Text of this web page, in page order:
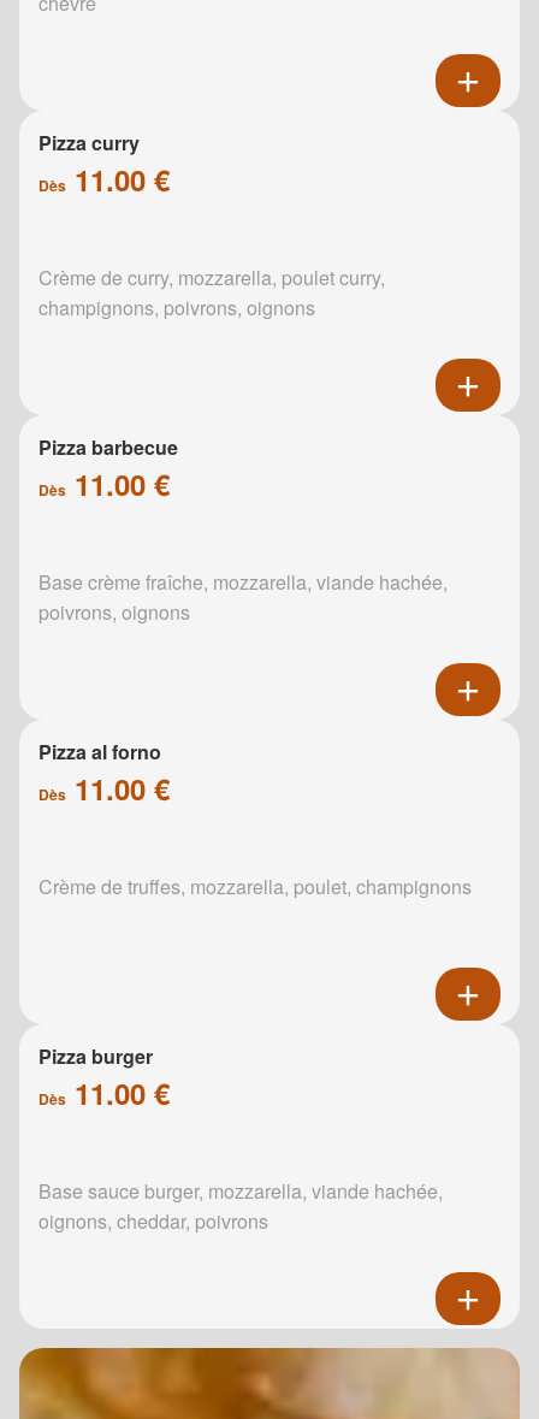
Pizza curry
Dès 11.00 €
Crème de curry, mozzarella, poulet curry,
champignons, poivrons, oignons
Pizza barbecue
Dès 11.00 €
Base crème fraîche, mozzarella, viande hachée,
poivrons, oignons
Pizza al forno
Dès 11.00 €
Crème de truffes, mozzarella, poulet, champignons
Pizza burger
Dès 11.00 €
Base sauce burger, mozzarella, viande hachée,
oignons, cheddar, poivrons